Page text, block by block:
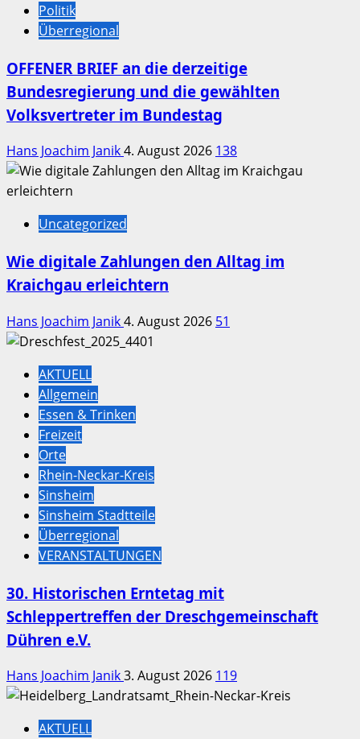
Politik
Überregional
OFFENER BRIEF an die derzeitige
Bundesregierung und die gewählten
Volksvertreter im Bundestag
Hans Joachim Janik4. August 2026 138
Uncategorized
Wie digitale Zahlungen den Alltag im
Kraichgau erleichtern
Hans Joachim Janik4. August 2026 51
AKTUELL
Allgemein
Essen & Trinken
Freizeit
Orte
Rhein-Neckar-Kreis
Sinsheim
Sinsheim Stadtteile
Überregional
VERANSTALTUNGEN
30. Historischen Erntetag mit
Schleppertreffen der Dreschgemeinschaft
Dühren e.V.
Hans Joachim Janik3. August 2026 119
AKTUELL